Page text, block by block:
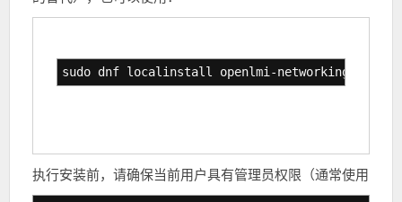
sudo dnf localinstall openlmi-networking-doc-
执行安装前，请确保当前用户具有管理员权限（通常使用